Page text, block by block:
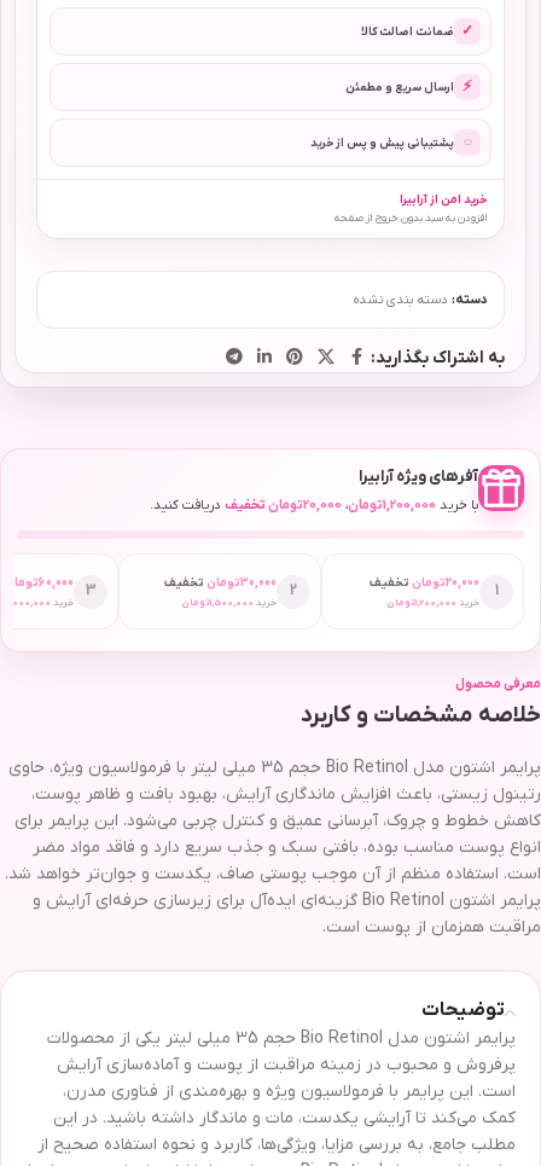
✓ ضمانت اصالت کالا
⚡ ارسال سریع و مطمئن
◌ پشتیبانی پیش و پس از خرید
خرید امن از آرابیرا
افزودن به سبد بدون خروج از صفحه
دسته: دسته بندی نشده
به اشتراک بگذارید:
آفرهای ویژه آرابیرا
با خرید 1,200,000تومان، 20,000تومان تخفیف دریافت کنید.
1
20,000تومان تخفیف
خرید 1,200,000تومان
2
30,000تومان تخفیف
خرید 1,500,000تومان
3
60,000تومان
خرید 2,000,000
معرفی محصول
خلاصه مشخصات و کاربرد
پرایمر اشتون مدل Bio Retinol حجم 35 میلی لیتر با فرمولاسیون ویژه، حاوی
رتینول زیستی، باعث افزایش ماندگاری آرایش، بهبود بافت و ظاهر پوست،
کاهش خطوط و چروک، آبرسانی عمیق و کنترل چربی می‌شود. این پرایمر برای
انواع پوست مناسب بوده، بافتی سبک و جذب سریع دارد و فاقد مواد مضر
است. استفاده منظم از آن موجب پوستی صاف، یکدست و جوان‌تر خواهد شد.
پرایمر اشتون Bio Retinol گزینه‌ای ایده‌آل برای زیرسازی حرفه‌ای آرایش و
مراقبت همزمان از پوست است.
توضیحات
پرایمر اشتون مدل Bio Retinol حجم 35 میلی لیتر یکی از محصولات
پرفروش و محبوب در زمینه مراقبت از پوست و آماده‌سازی آرایش
است. این پرایمر با فرمولاسیون ویژه و بهره‌مندی از فناوری مدرن،
کمک می‌کند تا آرایشی یکدست، مات و ماندگار داشته باشید. در این
مطلب جامع، به بررسی مزایا، ویژگی‌ها، کاربرد و نحوه استفاده صحیح از